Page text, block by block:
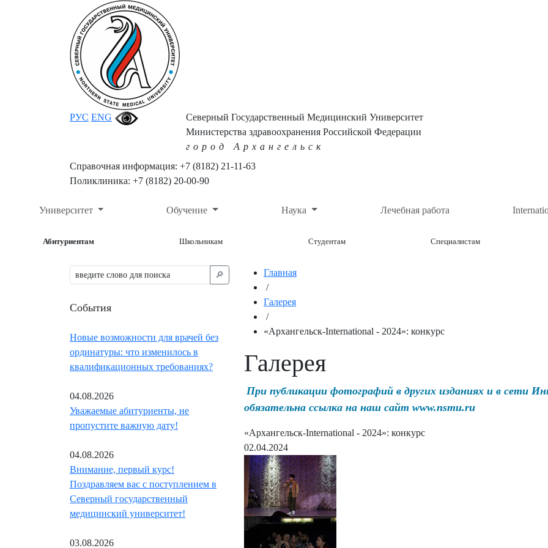
РУС ENG
Северный Государственный Медицинский Университет
Министерства здравоохранения Российской Федерации
город Архангельск
Справочная информация: +7 (8182) 21-11-63
Поликлиника: +7 (8182) 20-00-90
Университет Обучение Наука Лечебная работа
Абитуриентам Школьникам Студентам Специалистам
🔎︎
События
Новые возможности для врачей без
ординатуры: что изменилось в
квалификационных требованиях?
04.08.2026
Уважаемые абитуриенты, не
пропустите важную дату!
04.08.2026
Внимание, первый курс!
Поздравляем вас с поступлением в
Северный государственный
медицинский университет!
03.08.2026
Главная
/
Галерея
/
«Архангельск-International - 2024»: конкурс
Галерея
При публикации фотографий в других изданиях и в сети
обязательна ссылка на наш сайт www.nsmu.ru
«Архангельск-International - 2024»: конкурс
02.04.2024